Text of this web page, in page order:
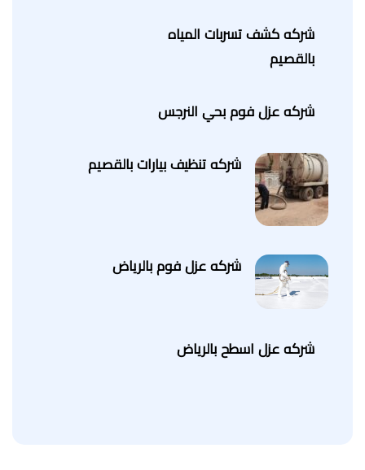
شركه كشف تسربات المياه
بالقصيم
شركه عزل فوم بحي النرجس
شركه تنظيف بيارات بالقصيم
شركه عزل فوم بالرياض
شركه عزل اسطح بالرياض